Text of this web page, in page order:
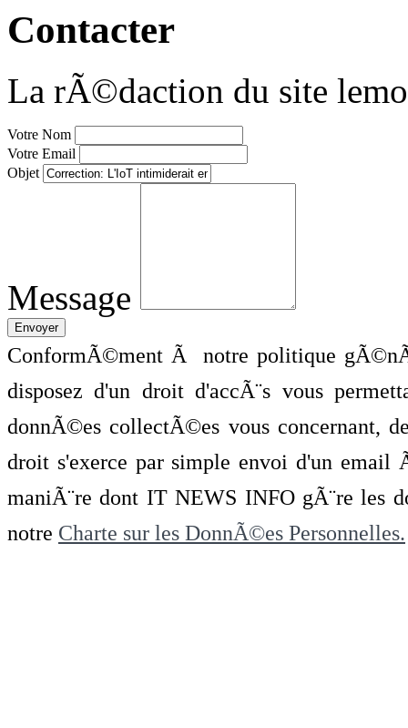
Contacter
La rÃ©daction du site
Votre Nom
Votre Email
Objet
Message
ConformÃ©ment Ã notre politique
disposez d'un droit d'accÃ¨s vous
donnÃ©es collectÃ©es vous concernant,
droit s'exerce par simple envoi d'un
maniÃ¨re dont IT NEWS INFO gÃ¨re les
notre Charte sur les DonnÃ©es Personnelles.